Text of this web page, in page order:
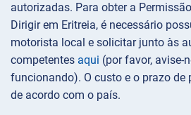
autorizadas. Para obter a
Dirigir em Eritreia, é necessário
motorista local e solicitar junto às
competentes aqui (por favor, avise-
funcionando). O custo e o prazo de
de acordo com o país.